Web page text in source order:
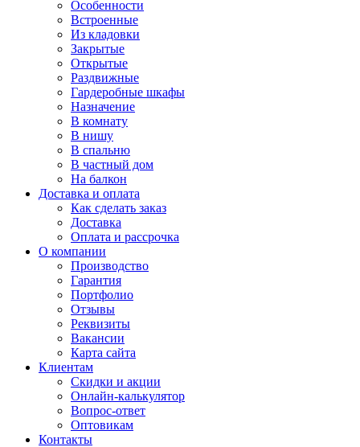
Особенности
Встроенные
Из кладовки
Закрытые
Открытые
Раздвижные
Гардеробные шкафы
Назначение
В комнату
В нишу
В спальню
В частный дом
На балкон
Доставка и оплата
Как сделать заказ
Доставка
Оплата и рассрочка
О компании
Производство
Гарантия
Портфолио
Отзывы
Реквизиты
Вакансии
Карта сайта
Клиентам
Скидки и акции
Онлайн-калькулятор
Вопрос-ответ
Оптовикам
Контакты